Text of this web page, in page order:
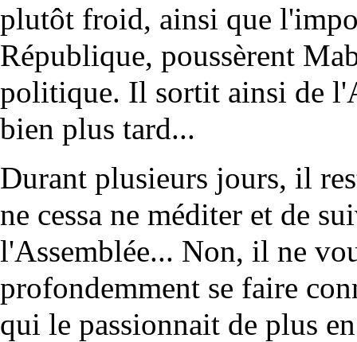
plutôt froid, ainsi que
République, poussèrent
politique. Il sortit ainsi de
bien plus tard...
Durant plusieurs jours, il
ne cessa ne méditer et de
l'Assemblée... Non, il ne
profondemment se faire
qui le passionnait de plus